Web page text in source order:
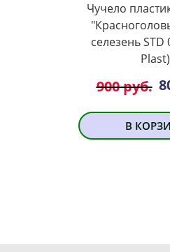
Чучело
селезень
Plast)
900 руб.
В